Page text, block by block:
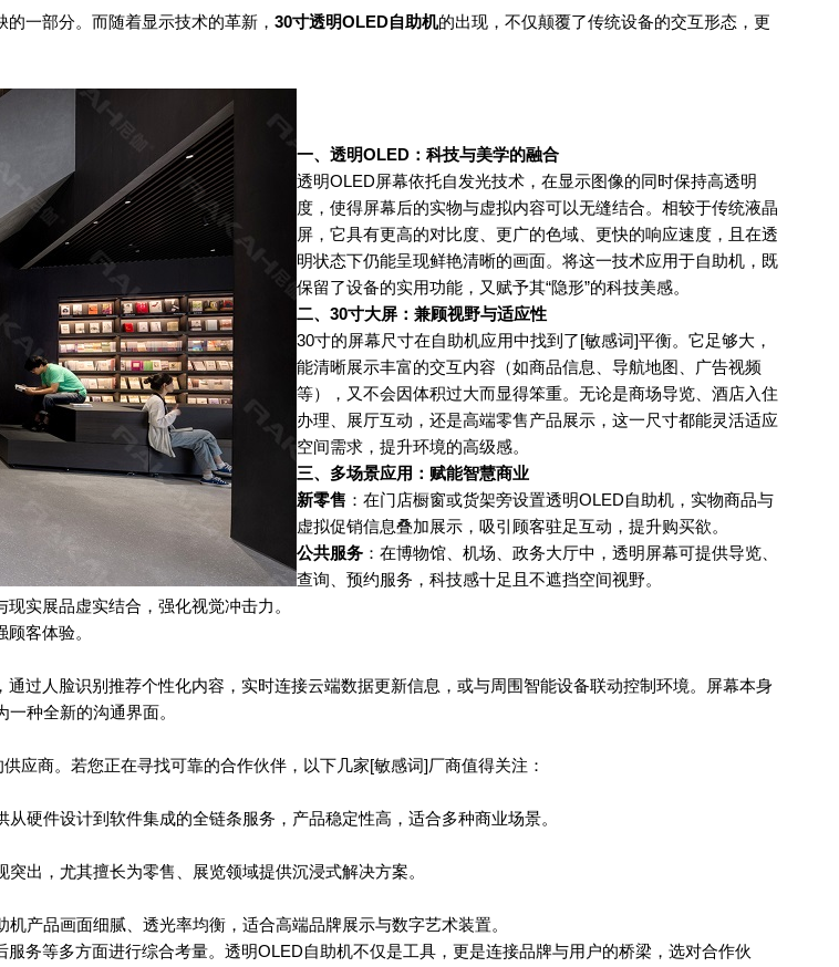
一部分。而随着显示技术的革新， 30寸透明OLED自助机的出现，不仅颠覆了传统设备的交互形态，更
一、透明OLED：科技与美学的融合
透明OLED屏幕依托自发光技术，在显示图像的同时保持高透明
度，使得屏幕后的实物与虚拟内容可以无缝结合。相较于传统液晶
屏，它具有更高的对比度、更广的色域、更快的响应速度，且在透
明状态下仍能呈现鲜艳清晰的画面。将这一技术应用于自助机，既
保留了设备的实用功能，又赋予其“隐形”的科技美感。
二、 30寸大屏：兼顾视野与适应性
30寸的屏幕尺寸在自助机应用中找到了[敏感词]平衡。它足够大，
能清晰展示丰富的交互内容（如商品信息、导航地图、广告视频
等），又不会因体积过大而显得笨重。无论是商场导览、酒店入住
办理、展厅互动，还是高端零售产品展示，这一尺寸都能灵活适应
空间需求，提升环境的高级感。
三、多场景应用：赋能智慧商业
新零售 ：在门店橱窗或货架旁设置透明OLED自助机，实物商品与
虚拟促销信息叠加展示，吸引顾客驻足互动，提升购买欲。
公共服务：在博物馆、机场、政务大厅中，透明屏幕可提供导览、
查询、预约服务，科技感十足且不遮挡空间视野。
实展品虚实结合，强化视觉冲击力。
客体验。
通过人脸识别推荐个性化内容，实时连接云端数据更新信息，或与周围智能设备联动控制环境。屏幕本身
种全新的沟通界面。
应商。若您正在寻找可靠的合作伙伴，以下几家[敏感词]厂商值得关注：
硬件设计到软件集成的全链条服务，产品稳定性高，适合多种商业场景。
出，尤其擅长为零售、展览领域提供沉浸式解决方案。
产品画面细腻、透光率均衡，适合高端品牌展示与数字艺术装置。
务等多方面进行综合考量。透明OLED自助机不仅是工具，更是连接品牌与用户的桥梁，选对合作伙